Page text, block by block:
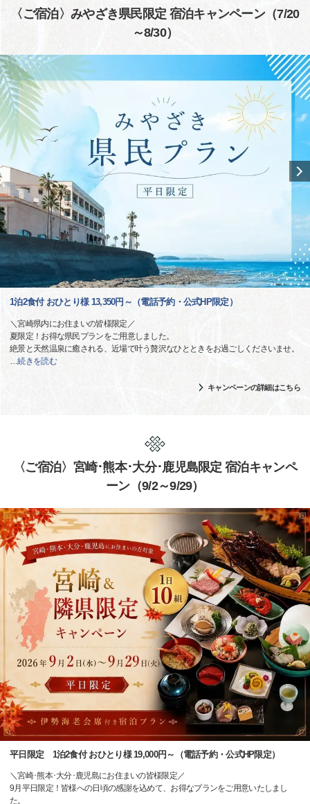
〈ご宿泊〉みやざき県民限定 宿泊キャンペーン（7/20
～8/30）
1泊2食付 おひとり様 13,350円～（電話予約・公式HP限定）
＼宮崎県内にお住まいの皆様限定／
夏限定！お得な県民プランをご用意しました。
絶景と天然温泉に癒される、近場で叶う贅沢なひとときをお過ごしくださいませ。
…続きを読む
キャンペーンの詳細はこちら
〈ご宿泊〉宮崎･熊本･大分･鹿児島限定 宿泊キャンペ
ーン（9/2～9/29）
平日限定 1泊2食付 おひとり様 19,000円～（電話予約・公式HP限定）
＼宮崎･熊本･大分･鹿児島にお住まいの皆様限定／
9月平日限定！皆様への日頃の感謝を込めて、お得なプランをご用意いたしまし
た。